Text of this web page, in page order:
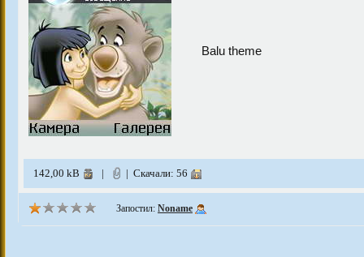
Balu theme
142,00 kB | | Скачали: 56
Запостил: Noname